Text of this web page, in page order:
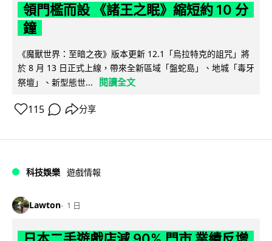
領門檻而設 《諸王之眠》縮短約 10 分
鐘
《魔獸世界：至暗之夜》版本更新 12.1「烏拉特克的詛咒」將
於 8 月 13 日正式上線，帶來全新區域「盤蛇島」、地城「毒牙
祭壇」、新型態世...
閱讀全文
115 分享
科技娛樂 遊戲情報
Lawton 1 日